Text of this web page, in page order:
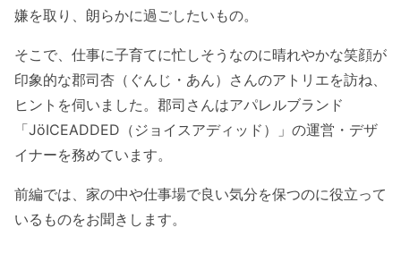
嫌を取り、朗らかに過ごしたいもの。
そこで、仕事に子育てに忙しそうなのに晴れやかな笑顔が
印象的な郡司杏（ぐんじ・あん）さんのアトリエを訪ね、
ヒントを伺いました。郡司さんはアパレルブランド
「JöICEADDED（ジョイスアディッド）」の運営・デザ
イナーを務めています。
前編では、家の中や仕事場で良い気分を保つのに役立って
いるものをお聞きします。